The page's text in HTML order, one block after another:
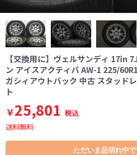
【交換用に】ヴェルサンディ 17in
ン アイスアクティバ AW-1 225/
ガシィアウトバック 中古 スタッド
ト
￥25,801 税込
送料無料
ただいま品切れ中で